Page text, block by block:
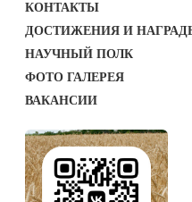
КОНТАКТЫ
ДОСТИЖЕНИЯ И
НАУЧНЫЙ ПОЛК
ФОТО ГАЛЕРЕЯ
ВАКАНСИИ